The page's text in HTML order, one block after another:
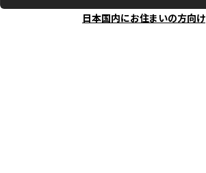
日本国内にお住まいの方向け